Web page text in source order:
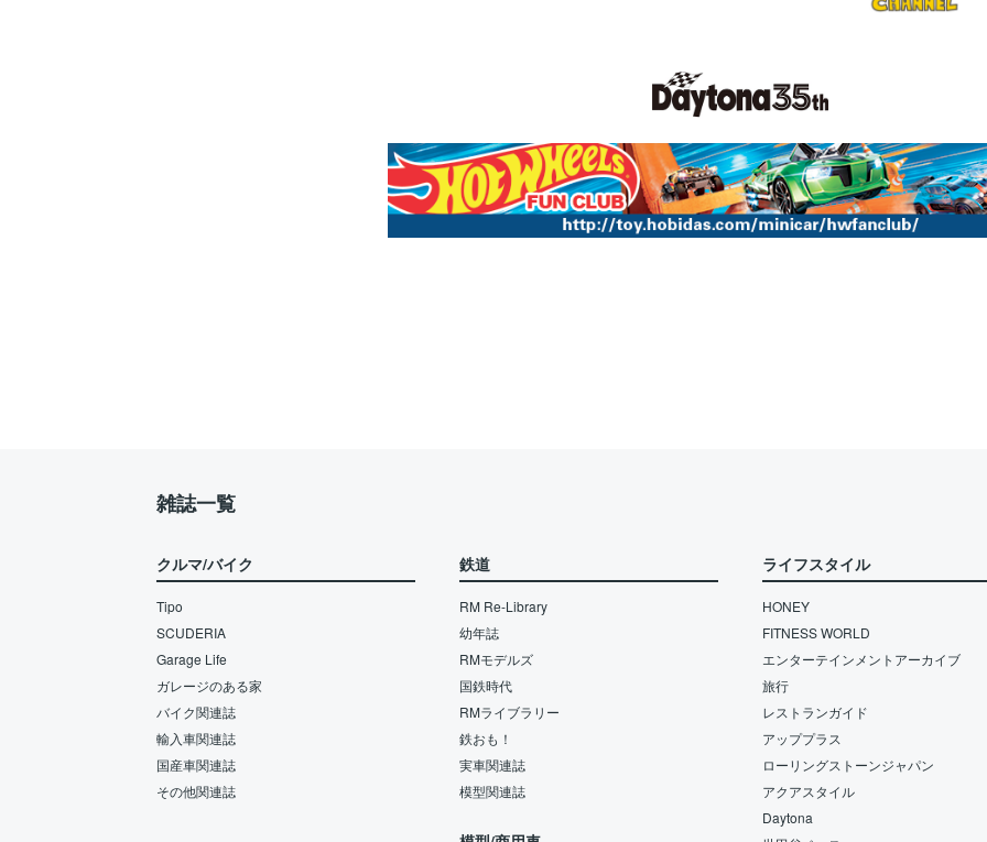
雑誌一覧
クルマ/バイク
Tipo
SCUDERIA
Garage Life
ガレージのある家
バイク関連誌
輸入車関連誌
国産車関連誌
その他関連誌
鉄道
RM Re-Library
幼年誌
RMモデルズ
国鉄時代
RMライブラリー
鉄おも！
実車関連誌
模型関連誌
ライフスタイル
HONEY
FITNESS WORLD
エンターテインメントアーカイブ
旅行
レストランガイド
アッププラス
ローリングストーンジャパン
アクアスタイル
Daytona